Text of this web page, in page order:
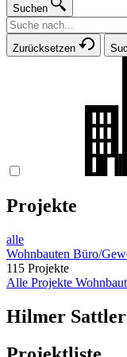
Suchen
Zurücksetzen
Projekte
alle
Wohnbauten Büro/
115 Projekte
Alle Projekte
Hilmer